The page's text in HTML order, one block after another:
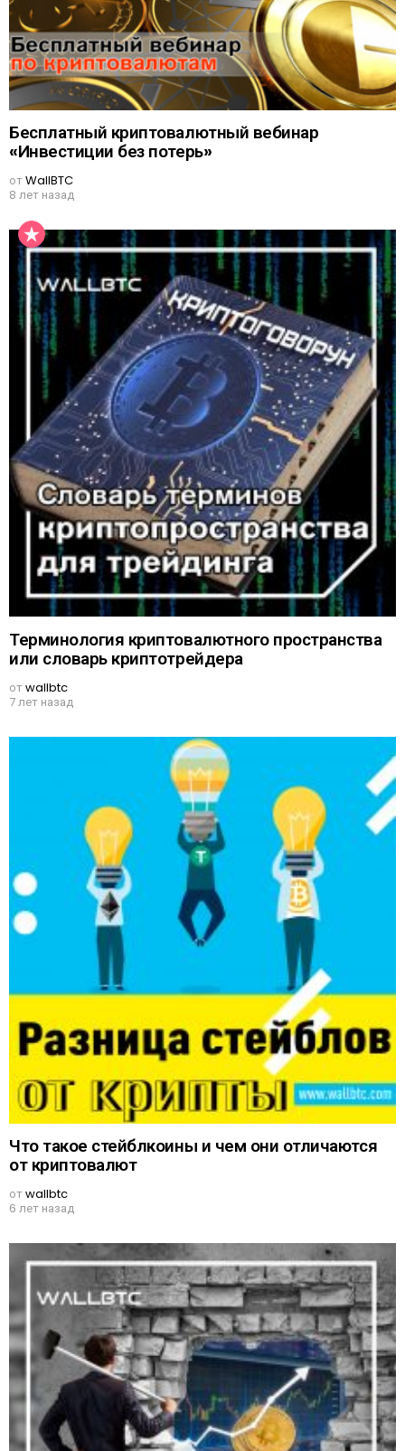
Бесплатный криптовалютный вебинар
«Инвестиции без потерь»
отWallBTC
8 лет назад
Терминология криптовалютного пространства
или словарь криптотрейдера
отwallbtc
7 лет назад
Что такое стейблкоины и чем они отличаются
от криптовалют
отwallbtc
6 лет назад